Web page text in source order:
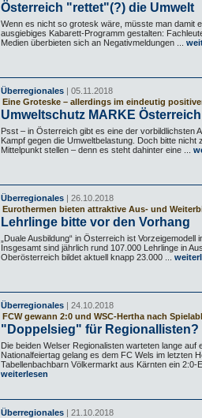
Österreich "rettet"(?) die Umwelt
Wenn es nicht so grotesk wäre, müsste man damit
ausgiebiges Kabarett-Programm gestalten:
Medien überbieten sich an Negativmeldungen ...
Überregionales | 05.11.2018
Eine Groteske – allerdings im eindeutig
Umweltschutz MARKE Österreich
Psst – in Österreich gibt es eine der vorbildlichsten
Kampf gegen die Umweltbelastung. Doch bitte nicht
Mittelpunkt stellen – denn es steht dahinter eine ...
Überregionales | 26.10.2018
Eurothermen bieten attraktive Aus- und
Lehrlinge bitte vor den Vorhang
„Duale Ausbildung“ in Österreich ist Vorzeigemodell
Insgesamt sind jährlich rund 107.000 Lehrlinge in
Oberösterreich bildet aktuell knapp 23.000 ...
Überregionales | 24.10.2018
FCW gewann 2:0 und WSC-Hertha nach
"Doppelsieg" für Regionallisten?
Die beiden Welser Regionalisten warteten lange auf
Nationalfeiertag gelang es dem FC Wels im letzten
Tabellenbachbarn Völkermarkt aus Kärnten ein 2:0-
weiterlesen
Überregionales | 21.10.2018